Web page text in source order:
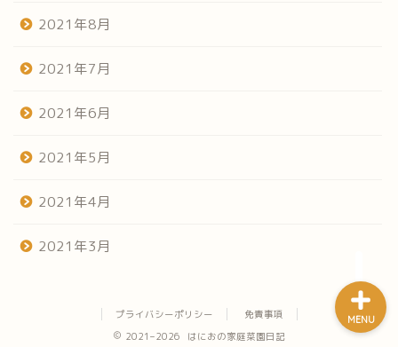
2021年8月
2021年7月
2021年6月
2021年5月
2021年4月
2021年3月
プライバシーポリシー
免責事項
2021–2026 はにおの家庭菜園日記
MENU